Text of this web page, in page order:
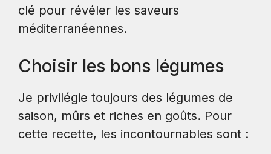
clé pour révéler les saveurs
méditerranéennes.
Choisir les bons légumes
Je privilégie toujours des légumes de
saison, mûrs et riches en goûts. Pour
cette recette, les incontournables sont :